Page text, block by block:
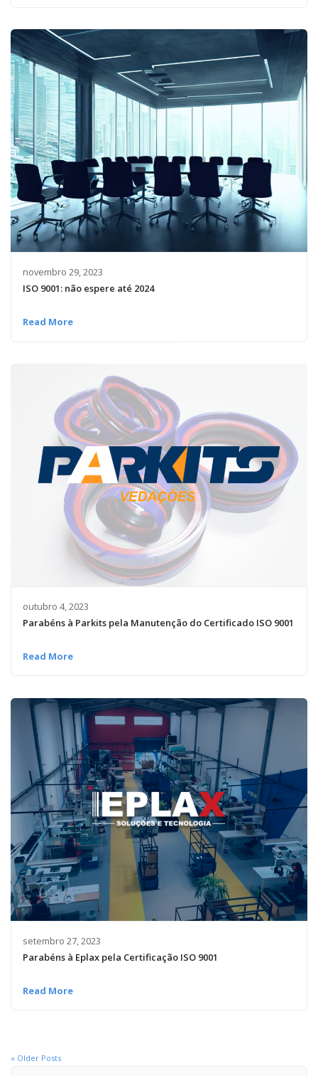
novembro 29, 2023
ISO 9001: não espere até 2024
Read More
outubro 4, 2023
Parabéns à Parkits pela Manutenção do Certificado ISO 9001
Read More
setembro 27, 2023
Parabéns à Eplax pela Certificação ISO 9001
Read More
« Older Posts